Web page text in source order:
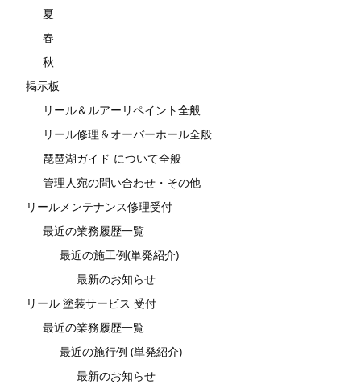
夏
春
秋
掲示板
リール＆ルアーリペイント全般
リール修理＆オーバーホール全般
琵琶湖ガイド について全般
管理人宛の問い合わせ・その他
リールメンテナンス修理受付
最近の業務履歴一覧
最近の施工例(単発紹介)
最新のお知らせ
リール 塗装サービス 受付
最近の業務履歴一覧
最近の施行例 (単発紹介)
最新のお知らせ